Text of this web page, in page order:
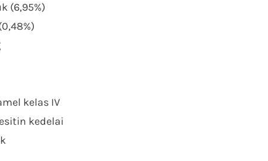
(6,95%)
kelas IV
kedelai